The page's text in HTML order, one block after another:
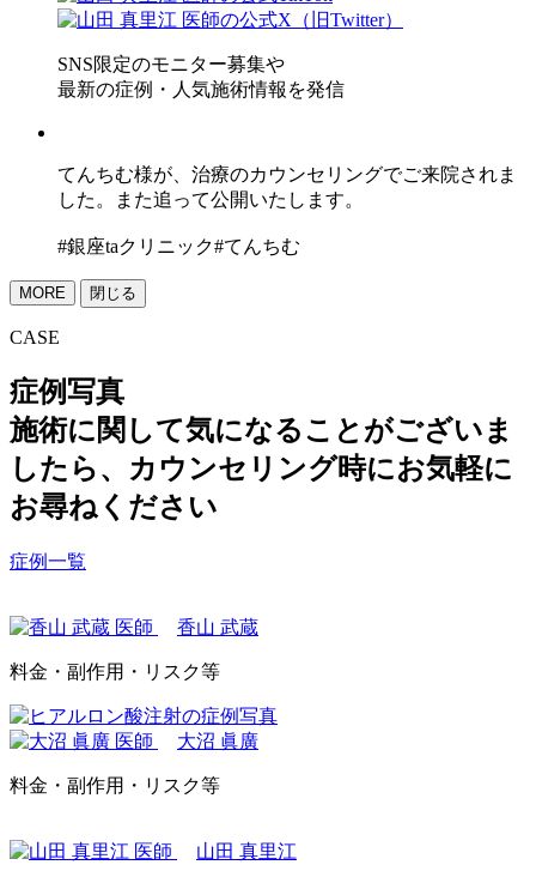
SNS限定のモニター募集や
最新の症例・人気施術情報を発信
てんちむ様が、治療のカウンセリングでご来院されま
した。また追って公開いたします。
#銀座taクリニック#てんちむ
MORE 閉じる
CASE
症例写真
施術に関して気になることがございま
したら、カウンセリング時にお気軽に
お尋ねください
症例一覧
香山 武蔵
料金・副作用・リスク等
大沼 眞廣
料金・副作用・リスク等
山田 真里江